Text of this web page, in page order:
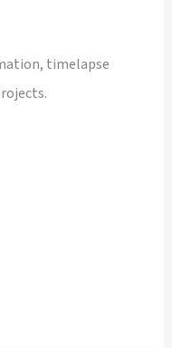
timelapse